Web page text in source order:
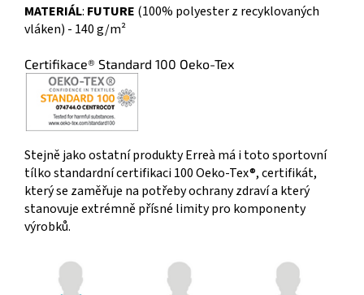
MATERIÁL: FUTURE (100% polyester z recyklovaných
vláken) - 140 g/m²
Certifikace® Standard 100 Oeko-Tex
Stejně jako ostatní produkty Erreà má i toto sportovní
tílko standardní certifikaci 100 Oeko-Tex®, certifikát,
který se zaměřuje na potřeby ochrany zdraví a který
stanovuje extrémně přísné limity pro komponenty
výrobků.